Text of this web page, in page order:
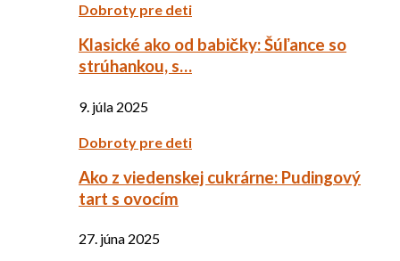
Dobroty pre deti
Klasické ako od babičky: Šúľance so
strúhankou, s…
9. júla 2025
Dobroty pre deti
Ako z viedenskej cukrárne: Pudingový
tart s ovocím
27. júna 2025